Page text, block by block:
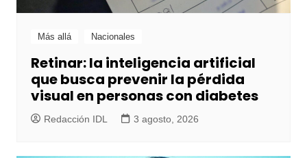
Más allá Nacionales
Retinar: la inteligencia artificial
que busca prevenir la pérdida
visual en personas con diabetes
Redacción IDL 3 agosto, 2026